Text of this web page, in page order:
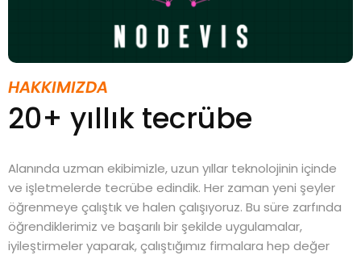
HAKKIMIZDA
20+ yıllık tecrübe
Alanında uzman ekibimizle, uzun yıllar teknolojinin içinde
ve işletmelerde tecrübe edindik. Her zaman yeni şeyler
öğrenmeye çalıştık ve halen çalışıyoruz. Bu süre zarfında
öğrendiklerimiz ve başarılı bir şekilde uygulamalar,
iyileştirmeler yaparak, çalıştığımız firmalara hep değer